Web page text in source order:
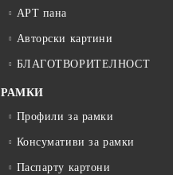
АРТ пана
Авторски картини
БЛАГОТВОРИТЕЛНОСТ
РАМКИ
Профили за рамки
Консумативи за рамки
Паспарту картони